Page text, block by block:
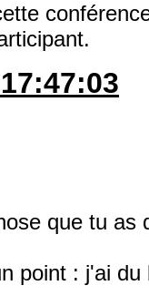
que tu as
point : j'ai